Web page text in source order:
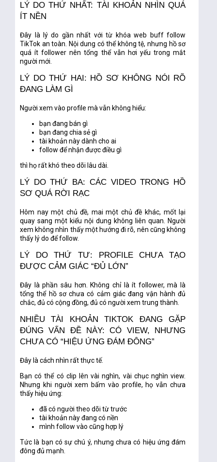
LÝ DO THỨ NHẤT: TÀI KHOẢN NHÌN QUÁ
ÍT NỀN
Đây là lý do gần nhất với từ khóaweb buff follow
TikTok an toàn . Nội dung có thể không tệ, nhưng hồ sơ
quá ít follower nên tổng thể vẫn hơi yếu trong mắt
người mới.
LÝ DO THỨ HAI: HỒ SƠ KHÔNG NÓI RÕ
ĐANG LÀM GÌ
Người xem vào profile mà vẫn không hiểu:
bạn đang bán gì
bạn đang chia sẻ gì
tài khoản này dành cho ai
follow để nhận được điều gì
thì họ rất khó theo dõi lâu dài.
LÝ DO THỨ BA: CÁC VIDEO TRONG HỒ
SƠ QUÁ RỜI RẠC
Hôm nay một chủ đề, mai một chủ đề khác, mốt lại
quay sang một kiểu nội dung không liên quan. Người
xem không nhìn thấy một hướng đi rõ, nên cũng không
thấy lý do để follow.
LÝ DO THỨ TƯ: PROFILE CHƯA TẠO
ĐƯỢC CẢM GIÁC “ĐỦ LỚN”
Đây là phần sâu hơn. Không chỉ là ít follower, mà là
tổng thể hồ sơ chưa có cảm giác đang vận hành đủ
chắc, đủ có cộng đồng, đủ có người xem trung thành.
NHIỀU TÀI KHOẢN TIKTOK ĐANG GẶP
ĐÚNG VẤN ĐỀ NÀY: CÓ VIEW, NHƯNG
CHƯA CÓ “HIỆU ỨNG ĐÁM ĐÔNG”
Đây là cách nhìn rất thực tế.
Bạn có thể có clip lên vài nghìn, vài chục nghìn view.
Nhưng khi người xem bấm vào profile, họ vẫn chưa
thấy hiệu ứng:
đã có người theo dõi từ trước
tài khoản này đang có nền
mình follow vào cũng hợp lý
Tức là bạn cósự chú ý, nhưng chưa có hiệu ứng đám
đông đủ mạnh.